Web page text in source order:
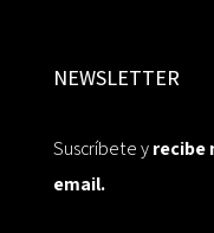
NEWSLETTER
Suscríbete yrecibe
email.